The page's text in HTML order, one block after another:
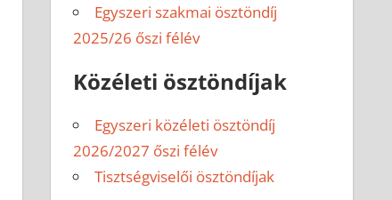
Egyszeri szakmai ösztöndíj
2025/26 őszi félév
Közéleti ösztöndíjak
Egyszeri közéleti ösztöndíj
2026/2027 őszi félév
Tisztségviselői ösztöndíjak